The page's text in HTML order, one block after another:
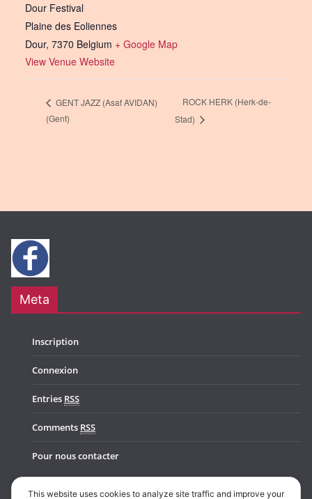
Dour Festival
Plaine des Eoliennes
Dour, 7370 Belgium + Google Map
View Venue Website
GENT JAZZ (Asaf AVIDAN)
(Gent)
ROCK HERK (Herk-de-
Stad)
Meta
Inscription
Connexion
Entries RSS
Comments RSS
Pour nous contacter
This website uses cookies to analyze site traffic and improve your